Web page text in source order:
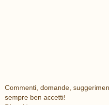
Commenti, domande,
sempre ben accetti!